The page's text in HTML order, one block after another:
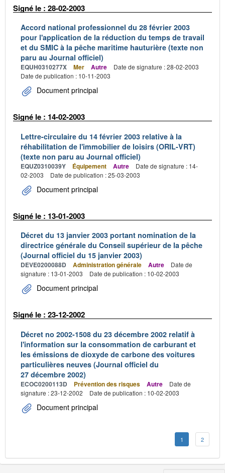
Signé le : 28-02-2003
Accord national professionnel du 28 février 2003
pour l'application de la réduction du temps de travail
et du SMIC à la pêche maritime hauturière (texte non
paru au Journal officiel)
EQUH0310277X Mer Autre
Date de signature : 28-02-2003
Date de publication : 10-11-2003
Document principal
Signé le : 14-02-2003
Lettre-circulaire du 14 février 2003 relative à la
réhabilitation de l'immobilier de loisirs (ORIL-VRT)
(texte non paru au Journal officiel)
EQUZ0310039Y Équipement Autre
Date de signature : 14-
02-2003
Date de publication : 25-03-2003
Document principal
Signé le : 13-01-2003
Décret du 13 janvier 2003 portant nomination de la
directrice générale du Conseil supérieur de la pêche
(Journal officiel du 15 janvier 2003)
DEVE0200088D Administration générale Autre
Date de
signature : 13-01-2003
Date de publication : 10-02-2003
Document principal
Signé le : 23-12-2002
Décret no 2002-1508 du 23 décembre 2002 relatif à
l'information sur la consommation de carburant et
les émissions de dioxyde de carbone des voitures
particulières neuves (Journal officiel du
27 décembre 2002)
ECOC0200113D Prévention des risques Autre
Date de
signature : 23-12-2002
Date de publication : 10-02-2003
Document principal
1 2